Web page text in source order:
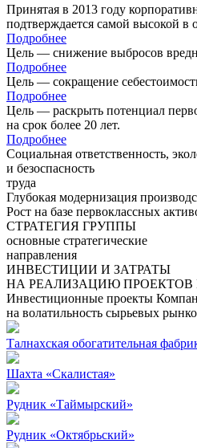
Принятая в 2013 году
подтверждается самой высокой в
Подробнее
Цель — снижение выбросов
Подробнее
Цель — сокращение
Подробнее
Цель — раскрыть потенциал
на срок более 20 лет.
Подробнее
Социальная ответственность,
и безоспасность
труда
Глубокая модернизация
Рост на базе первоклассных
СТРАТЕГИЯ ГРУППЫ
основные стратегические
направления
ИНВЕСТИЦИИ И ЗАТРАТЫ
НА РЕАЛИЗАЦИЮ ПРОЕКТОВ
Инвестиционные проекты
на волатильность сырьевых
Талнахская обогатительная
Шахта «Скалистая»
Рудник «Таймырский»
Рудник «Октябрьский»